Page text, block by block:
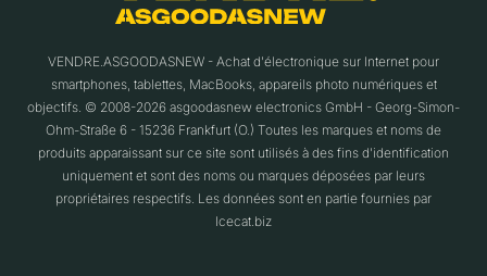
VENDRE.ASGOODASNEW - Achat d'électronique sur Internet pour
smartphones, tablettes, MacBooks, appareils photo numériques et
objectifs. © 2008-2026 asgoodasnew electronics GmbH - Georg-Simon-
Ohm-Straße 6 - 15236 Frankfurt (O.) Toutes les marques et noms de
produits apparaissant sur ce site sont utilisés à des fins d'identification
uniquement et sont des noms ou marques déposées par leurs
propriétaires respectifs. Les données sont en partie fournies par
Icecat.biz